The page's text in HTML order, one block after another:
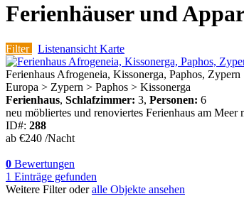
Ferienhäuser und
Filter Listenansicht Karte
Ferienhaus Afrogeneia, Kissonerga, Paphos, Zypern
Europa > Zypern > Paphos > Kissonerga
Ferienhaus, Schlafzimmer: 3, Personen: 6
neu möbliertes und renoviertes Ferienhaus am
ID#: 288
ab €240 /Nacht
0 Bewertungen
1 Einträge gefunden
Weitere Filter oderalle Objekte ansehen